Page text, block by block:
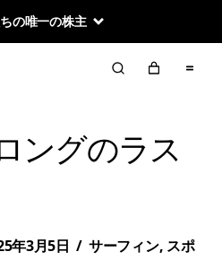
の唯一の株主
ングのラス
年3月5日 / サーフィン, スポ